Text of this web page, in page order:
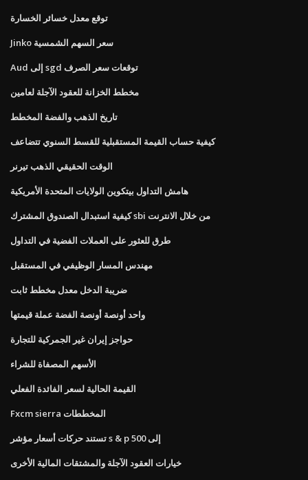
توقع معدل خسائر الخسارة
Jinko سعر السهم الشمسية
Aud إلى sgd توقعات سعر الصرف
مخطط الخزانة للعقود الآجلة لعامين
تاريخ الذهب والفضة المخطط
كيفية حساب القيمة المستقبلية للقسط السنوي تتضاعف
الوقت الحقيقي الذهب تيرنر
هامش التداول بيتكوين الولايات المتحدة الأمريكية
كيفية استبدال الصندوق المشترك sbi من خلال الانترنت
طرق للعثور على العملات الفضية في التداول
مهندس المسار الوظيفي في المستقبل
ضريبة الدخل معدل مخطط ثابت
واحد أونصة أونصة الفضة عملة قيمتها
حواجز إيران غير الجمركية للتجارة
الأسهم المصفاة للشراء
القيمة الحالية لسعر الفائدة الفعلي
Fxcm sierra المخططات
تستند حركات أسعار مؤشر s & p 500 إلى
خيارات العقود الآجلة والمشتقات المالية الأخرى